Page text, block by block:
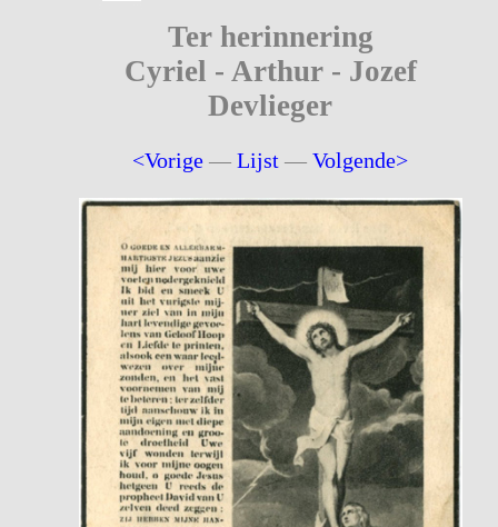
Ter herinnering
Cyriel - Arthur - Jozef
Devlieger
<Vorige —Lijst —Volgende>